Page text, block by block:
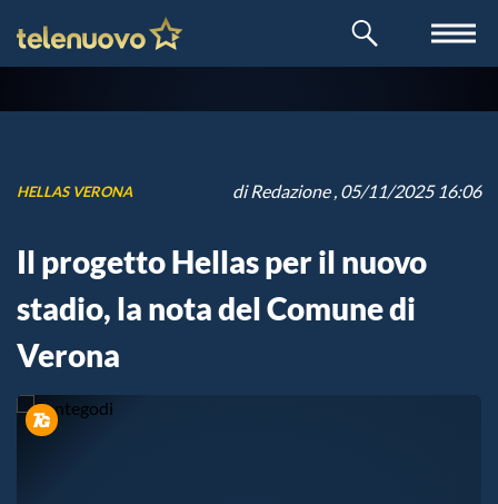
HELLAS VERONA diRedazione, 05/11/2025 16:06
Il progetto Hellas per il nuovo
stadio, la nota del Comune di
Verona